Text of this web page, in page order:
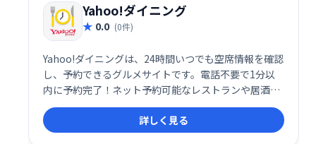
Yahoo!ダイニング
0.0 (0件)
Yahoo!ダイニングは、24時間いつでも空席情報を確認
し、予約できるグルメサイトです。電話不要で1分以
内に予約完了！ネット予約可能なレストランや居酒屋
のリアルタイムな空席状況を簡単にチェックできま
す。お好みのレストランをスムーズに探して、快適な
食事をお楽しみください。
詳しく見る